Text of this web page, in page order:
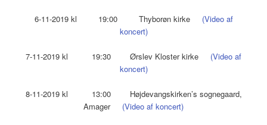
6-11-2019 kl 19:00 Thyborøn kirke (Video af
koncert)
7-11-2019 kl 19:30 Ørslev Kloster kirke (Video af
koncert)
8-11-2019 kl 13:00 Højdevangskirken’s sognegaard,
Amager (Video af koncert)